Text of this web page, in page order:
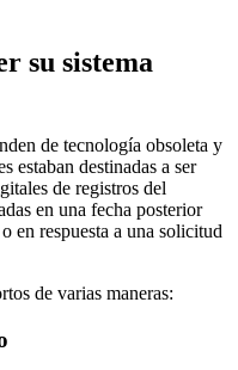
su sistema
de tecnología obsoleta y
estaban destinadas a ser
de registros del
en una fecha posterior
en respuesta a una solicitud
de varias maneras: